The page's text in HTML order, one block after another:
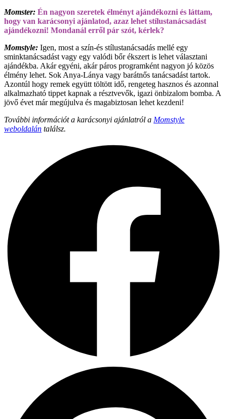
Momster: Én nagyon szeretek élményt ajándékozni és láttam,
hogy van karácsonyi ajánlatod, azaz lehet stílustanácsadást
ajándékozni! Mondanál erről pár szót, kérlek?
Momstyle: Igen, most a szín-és stílustanácsadás mellé egy
sminktanácsadást vagy egy valódi bőr ékszert is lehet választani
ajándékba. Akár egyéni, akár páros programként nagyon jó közös
élmény lehet. Sok Anya-Lánya vagy barátnős tanácsadást tartok.
Azontúl hogy remek együtt töltött idő, rengeteg hasznos és azonnal
alkalmazható tippet kapnak a résztvevők, igazi önbizalom bomba. A
jövő évet már megújulva és magabiztosan lehet kezdeni!
További információt a karácsonyi ajánlatról a Momstyle
weboldalán találsz.